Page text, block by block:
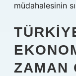
müdahalesinin
ZAMAN